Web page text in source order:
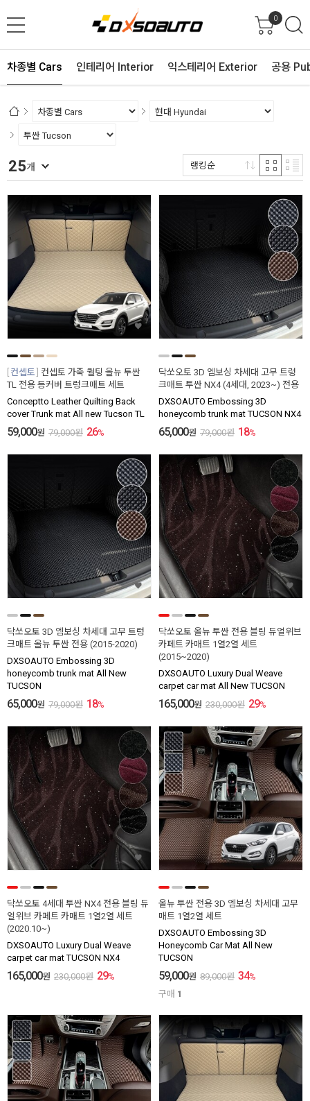
0
차종별 Cars 인테리어 Interior 익스테리어 Exterior 공용
25개 랭킹순
컨셉토
컨셉토 가죽 퀼팅 올뉴 투싼
TL 전용 등커버 트렁크매트 세트
Conceptto Leather Quilting Back
cover Trunk mat All new Tucson TL
59,000원 79,000원 26%
닥쏘오토 3D 엠보싱 차세대 고무 트렁
크매트 투싼 NX4 (4세대, 2023~) 전용
DXSOAUTO Embossing 3D
honeycomb trunk mat TUCSON NX4
65,000원 79,000원 18%
닥쏘오토 3D 엠보싱 차세대 고무 트렁
크매트 올뉴 투싼 전용 (2015-2020)
DXSOAUTO Embossing 3D
honeycomb trunk mat All New
TUCSON
65,000원 79,000원 18%
닥쏘오토 올뉴 투싼 전용 블링 듀얼위브
카페트 카매트 1열2열 세트
(2015~2020)
DXSOAUTO Luxury Dual Weave
carpet car mat All New TUCSON
165,000원 230,000원 29%
닥쏘오토 4세대 투싼 NX4 전용 블링 듀
얼위브 카페트 카매트 1열2열 세트
(2020.10~)
DXSOAUTO Luxury Dual Weave
carpet car mat TUCSON NX4
165,000원 230,000원 29%
올뉴 투싼 전용 3D 엠보싱 차세대 고무
매트 1열2열 세트
DXSOAUTO Embossing 3D
Honeycomb Car Mat All New
TUCSON
59,000원 89,000원 34%
구매 1